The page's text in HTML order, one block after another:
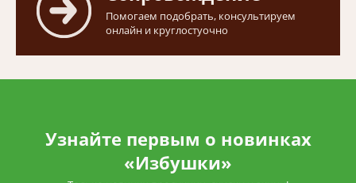
Помогаем подобрать, консультируем
онлайн и круглостуочно
Узнайте первым о новинках
«Избушки»